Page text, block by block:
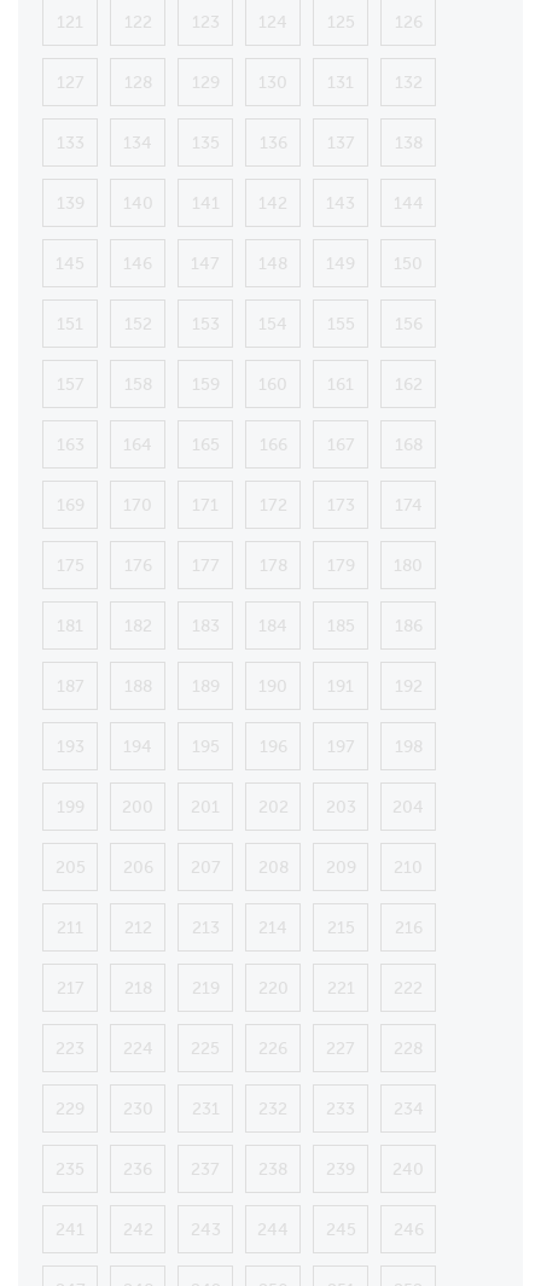
121 122 123 124 125 126
127 128 129 130 131 132
133 134 135 136 137 138
139 140 141 142 143 144
145 146 147 148 149 150
151 152 153 154 155 156
157 158 159 160 161 162
163 164 165 166 167 168
169 170 171 172 173 174
175 176 177 178 179 180
181 182 183 184 185 186
187 188 189 190 191 192
193 194 195 196 197 198
199 200 201 202 203 204
205 206 207 208 209 210
211 212 213 214 215 216
217 218 219 220 221 222
223 224 225 226 227 228
229 230 231 232 233 234
235 236 237 238 239 240
241 242 243 244 245 246